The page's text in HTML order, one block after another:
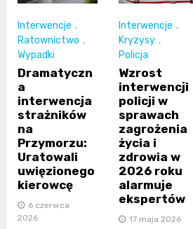
Interwencje ,
Ratownictwo ,
Wypadki
Dramatyczn
a
interwencja
strażników
na
Przymorzu:
Uratowali
uwięzionego
kierowcę
6 czerwca
2026
Interwencje ,
Kryzysy ,
Policja
Wzrost
interwencji
policji w
sprawach
zagrożenia
życia i
zdrowia w
2026 roku
alarmuje
ekspertów
17 maja 2026